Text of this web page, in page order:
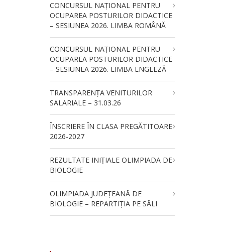
CONCURSUL NAŢIONAL PENTRU
OCUPAREA POSTURILOR DIDACTICE
– SESIUNEA 2026. LIMBA ROMÂNĂ
CONCURSUL NAŢIONAL PENTRU
OCUPAREA POSTURILOR DIDACTICE
– SESIUNEA 2026. LIMBA ENGLEZĂ
TRANSPARENȚA VENITURILOR
SALARIALE – 31.03.26
ÎNSCRIERE ÎN CLASA PREGĂTITOARE
2026-2027
REZULTATE INIȚIALE OLIMPIADA DE
BIOLOGIE
OLIMPIADA JUDEȚEANĂ DE
BIOLOGIE – REPARTIȚIA PE SĂLI